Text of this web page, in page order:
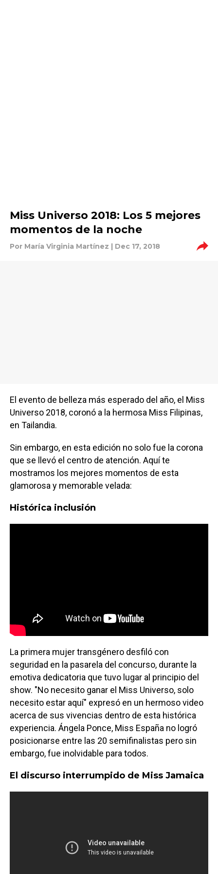
Miss Universo 2018: Los 5 mejores
momentos de la noche
Por María Virginia Martínez | Dec 17, 2018
El evento de belleza más esperado del año, el Miss
Universo 2018, coronó a la hermosa Miss Filipinas,
en Tailandia.
Sin embargo, en esta edición no solo fue la corona
que se llevó el centro de atención. Aquí te
mostramos los mejores momentos de esta
glamorosa y memorable velada:
Histórica inclusión
La primera mujer transgénero desfiló con
seguridad en la pasarela del concurso, durante la
emotiva dedicatoria que tuvo lugar al principio del
show. "No necesito ganar el Miss Universo, solo
necesito estar aquí" expresó en un hermoso video
acerca de sus vivencias dentro de esta histórica
experiencia. Ángela Ponce, Miss España no logró
posicionarse entre las 20 semifinalistas pero sin
embargo, fue inolvidable para todos.
El discurso interrumpido de Miss Jamaica